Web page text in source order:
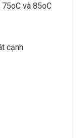
75oC và 85oC
cạnh